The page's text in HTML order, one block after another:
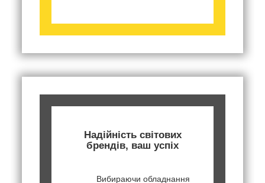
Надійність світових
брендів, ваш успіх
Вибираючи обладнання